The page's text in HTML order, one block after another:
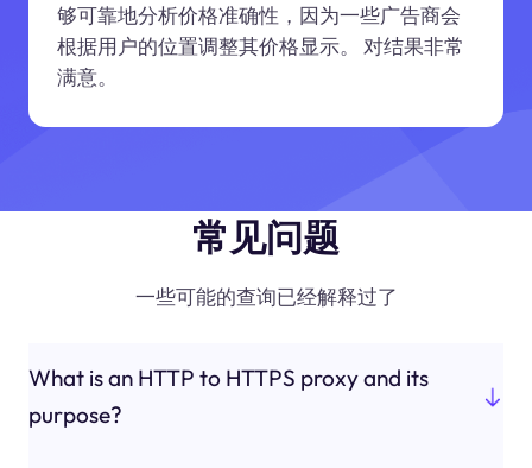
够可靠地分析价格准确性，因为一些广告商会
根据用户的位置调整其价格显示。 对结果非常
满意。
常见问题
一些可能的查询已经解释过了
What is an HTTP to HTTPS proxy and its
purpose?